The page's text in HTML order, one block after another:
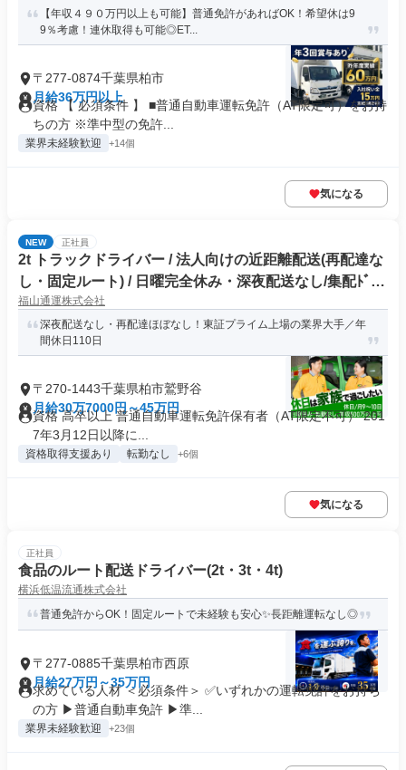
【年収４９０万円以上も可能】普通免許があればOK！希望休は9
9％考慮！連休取得も可能◎ET...
〒277-0874千葉県柏市
月給36万円以上
資格 【 必須条件 】 ■普通自動車運転免許（AT限定可）をお持
ちの方 ※準中型の免許...
業界未経験歓迎 +14個
気になる
NEW 正社員
2t トラックドライバー / 法人向けの近距離配送(再配達な
し・固定ルート) / 日曜完全休み・深夜配送なし/集配ﾄﾞﾗｲ
ﾊﾞｰ2t(正社員)
福山通運株式会社
深夜配送なし・再配達ほぼなし！東証プライム上場の業界大手／年
間休日110日
〒270-1443千葉県柏市鷲野谷
月給30万7000円～45万円
資格 高卒以上 普通自動車運転免許保有者（AT限定不可） 201
7年3月12日以降に...
資格取得支援あり 転勤なし +6個
気になる
正社員
食品のルート配送ドライバー(2t・3t・4t)
横浜低温流通株式会社
普通免許からOK！固定ルートで未経験も安心✨長距離運転なし◎
〒277-0885千葉県柏市西原
月給27万円～35万円
求めている人材 ＜必須条件＞ ✅いずれかの運転免許をお持ち
の方 ▶普通自動車免許 ▶準...
業界未経験歓迎 +23個